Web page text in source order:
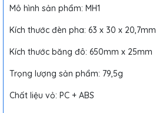
Mô hình sản phẩm: MH1
Kích thước đèn pha: 63 x 30 x 20,7mm
Kích thước băng đô: 650mm x 25mm
Trọng lượng sản phẩm: 79,5g
Chất liệu vỏ: PC + ABS